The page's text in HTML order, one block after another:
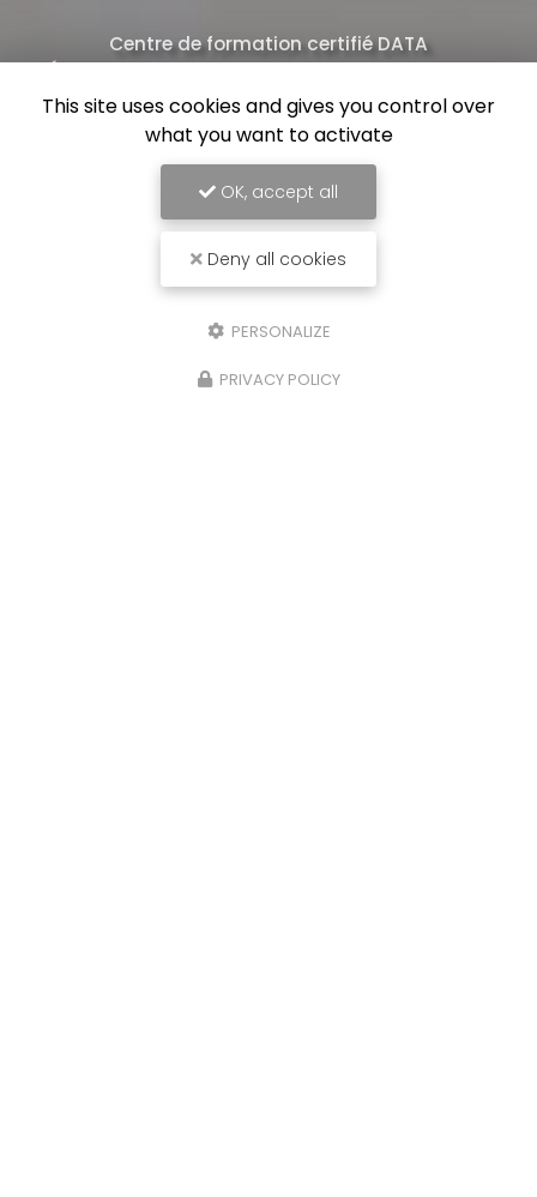
Centre de formation certifié DATA
Équipe de professionnels formés au nettoyage
This site uses cookies and gives you control over
what you want to activate
OK, accept all
Deny all cookies
PERSONALIZE
PRIVACY POLICY